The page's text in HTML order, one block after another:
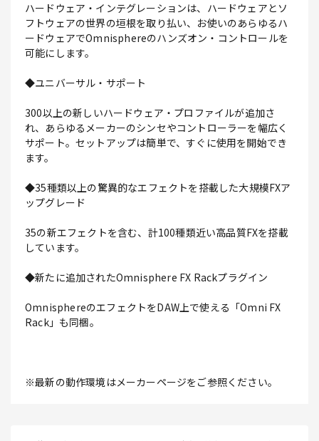
ハードウェア・インテグレーションは、ハードウェアとソ
フトウェアの世界の垣根を取り払い、お使いのあらゆるハ
ードウェアでOmnisphereのハンズオン・コントロールを
可能にします。
◆ユニバーサル・サポート
300以上の新しいハードウェア・プロファイルが追加さ
れ、あらゆるメーカーのシンセやコントローラーを幅広く
サポート。セットアップは簡単で、すぐに使用を開始でき
ます。
◆35種類以上の驚異的なエフェクトを搭載した大規模FXア
ップグレード
35の新エフェクトを含む、計100種類近い高品質FXを搭載
しています。
◆新たに追加されたOmnisphere FX Rackプラグイン
OmnisphereのエフェクトをDAW上で使える「Omni FX
Rack」も同梱。
※最新の動作環境はメーカーページをご参照ください。